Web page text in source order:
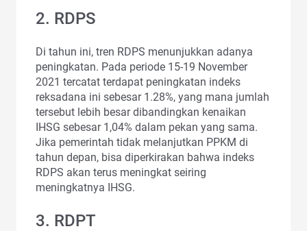
2. RDPS
Di tahun ini, tren RDPS menunjukkan adanya
peningkatan. Pada periode 15-19 November
2021 tercatat terdapat peningkatan indeks
reksadana ini sebesar 1.28%, yang mana jumlah
tersebut lebih besar dibandingkan kenaikan
IHSG sebesar 1,04% dalam pekan yang sama.
Jika pemerintah tidak melanjutkan PPKM di
tahun depan, bisa diperkirakan bahwa indeks
RDPS akan terus meningkat seiring
meningkatnya IHSG.
3. RDPT